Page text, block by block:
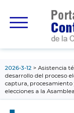
principal
2026-3-12
Asistencia
desarrollo del proceso
captura,
elecciones a la